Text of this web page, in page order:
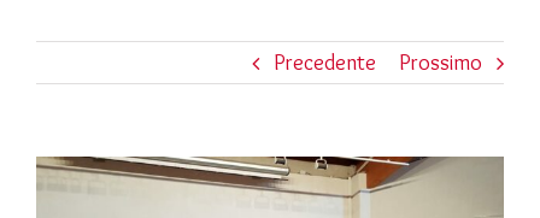
Precedente Prossimo
View